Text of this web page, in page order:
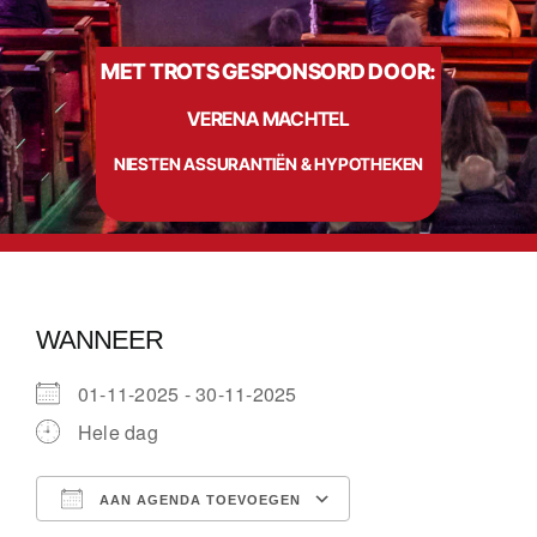
MET TROTS GESPONSORD DOOR:
VERENA MACHTEL
NIESTEN ASSURANTIËN & HYPOTHEKEN
Info
Contact
WANNEER
01-11-2025 - 30-11-2025
Hele dag
AAN AGENDA TOEVOEGEN